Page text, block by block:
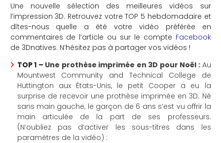
Une nouvelle sélection des meilleures vidéos sur
l’impression 3D. Retrouvez votre TOP 5 hebdomadaire et
dîtes-nous quelle a été votre vidéo préférée en
commentaires de l’article ou sur le compte Facebook
de 3Dnatives. N’hésitez pas à partager vos vidéos !
TOP 1 – Une prothèse imprimée en 3D pour Noël : Au
Mountwest Community and Technical College de
Huttington aux États-Unis, le petit Cooper a eu la
surprise de recevoir une prothèse imprimée en 3D. Né
sans main gauche, le garçon de 6 ans s’est vu offrir la
main articulée de la part de ses professeurs.
(N’oubliez pas d’activer les sous-titres dans les
paramètres de la vidéo) :